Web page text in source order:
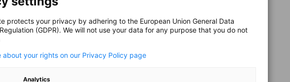
INDUSTRIE PUBLIKATIONEN
LÄNDER INFORMATIONEN
protects your privacy by adhering to the European Union General Data
(GDPR). We will not use your data for any purpose that you do not
about your rights on our Privacy Policy page
Analytics